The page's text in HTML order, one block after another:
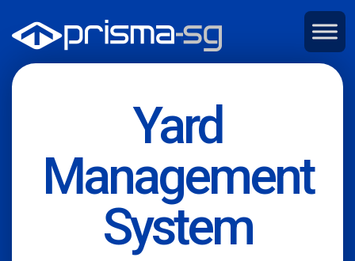
Yard
Management
System